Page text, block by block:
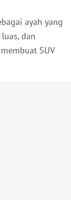
ayah yang
dan
SUV